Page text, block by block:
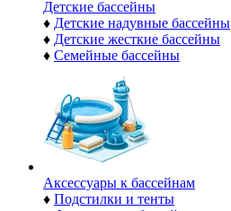
Детские бассейны
♦ Детские надувные бассейны
♦ Детские жесткие бассейны
♦ Семейные бассейны
Аксессуары к бассейнам
♦ Подстилки и тенты